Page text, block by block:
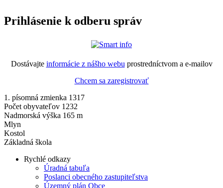
Prihlásenie k odberu správ
Dostávajte informácie z nášho webu prostredníctvom a e-mailov
Chcem sa zaregistrovať
1. písomná zmienka 1317
Počet obyvateľov 1232
Nadmorská výška 165 m
Mlyn
Kostol
Základná škola
Rychlé odkazy
Úradná tabuľa
Poslanci obecného zastupiteľstva
Územný plán Obce